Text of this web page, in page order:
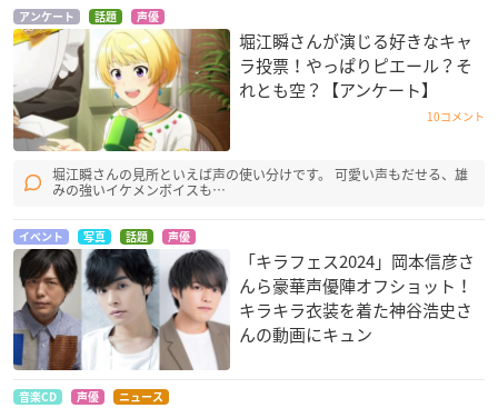
アンケート 話題 声優
堀江瞬さんが演じる好きなキャ
ラ投票！やっぱりピエール？そ
れとも空？【アンケート】
10コメント
堀江瞬さんの見所といえば声の使い分けです。 可愛い声もだせる、雄
みの強いイケメンボイスも…
イベント 写真 話題 声優
「キラフェス2024」岡本信彦さ
んら豪華声優陣オフショット！
キラキラ衣装を着た神谷浩史さ
んの動画にキュン
音楽CD 声優 ニュース